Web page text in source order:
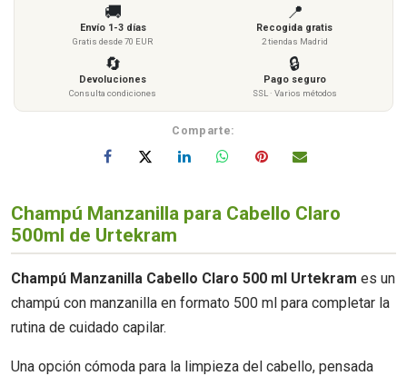
🚚
Envío 1-3 días
Gratis desde 70 EUR
📍
Recogida gratis
2 tiendas Madrid
🔄
Devoluciones
Consulta condiciones
🔒
Pago seguro
SSL · Varios métodos
Comparte:
Champú Manzanilla para Cabello Claro
500ml de Urtekram
Champú Manzanilla Cabello Claro 500 ml Urtekram es un
champú con manzanilla en formato 500 ml para completar la
rutina de cuidado capilar.
Una opción cómoda para la limpieza del cabello, pensada